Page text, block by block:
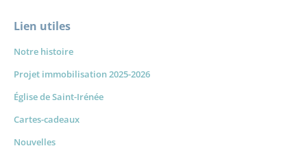
Lien utiles
Notre histoire
Projet immobilisation 2025-2026
Église de Saint-Irénée
Cartes-cadeaux
Nouvelles